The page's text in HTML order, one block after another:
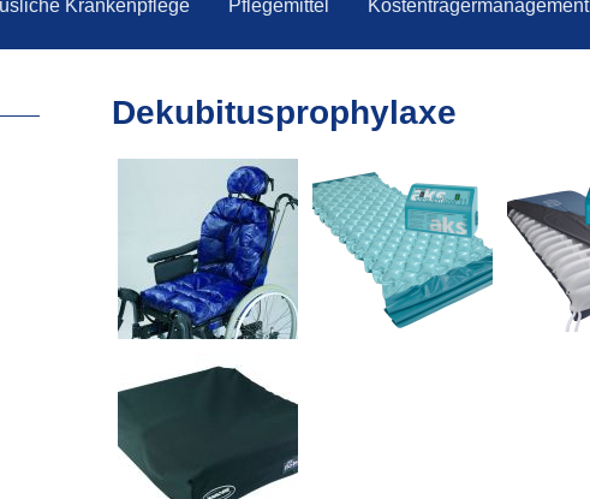
Krankenpflege Pflegemittel Kostenträgermanagement
Dekubitusprophylaxe